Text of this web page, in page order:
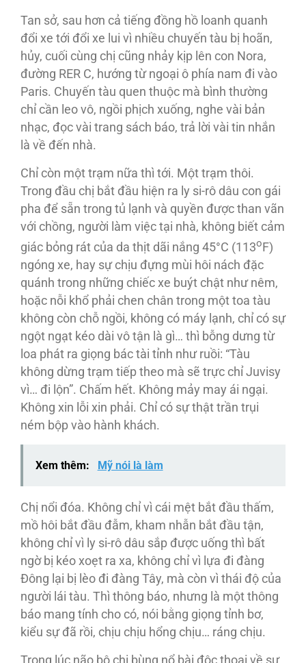
Tan sở, sau hơn cả tiếng đồng hồ loanh quanh
đổi xe tới đổi xe lui vì nhiều chuyến tàu bị hoãn,
hủy, cuối cùng chị cũng nhảy kịp lên con Nora,
đường RER C, hướng từ ngoại ô phía nam đi vào
Paris. Chuyến tàu quen thuộc mà bình thường
chỉ cần leo vô, ngồi phịch xuống, nghe vài bản
nhạc, đọc vài trang sách báo, trả lời vài tin nhắn
là về đến nhà.
Chỉ còn một trạm nữa thì tới. Một trạm thôi.
Trong đầu chị bắt đầu hiện ra ly si-rô dâu con gái
pha để sẵn trong tủ lạnh và quyền được than vãn
với chồng, người làm việc tại nhà, không biết cảm
giác bỏng rát của da thịt dãi nắng 45°C (113oF)
ngóng xe, hay sự chịu đựng mùi hôi nách đặc
quánh trong những chiếc xe buýt chật như nêm,
hoặc nỗi khổ phải chen chân trong một toa tàu
không còn chỗ ngồi, không có máy lạnh, chỉ có sự
ngột ngạt kéo dài vô tận là gì… thì bỗng dưng từ
loa phát ra giọng bác tài tỉnh như ruồi: “Tàu
không dừng trạm tiếp theo mà sẽ trực chỉ Juvisy
vì… đi lộn”. Chấm hết. Không mảy may ái ngại.
Không xin lỗi xin phải. Chỉ có sự thật trần trụi
ném bộp vào hành khách.
Xem thêm: Mỹ nói là làm
Chị nổi đóa. Không chỉ vì cái mệt bắt đầu thấm,
mồ hôi bắt đầu đẫm, kham nhẫn bắt đầu tận,
không chỉ vì ly si-rô dâu sắp được uống thì bất
ngờ bị kéo xoẹt ra xa, không chỉ vì lựa đi đàng
Đông lại bị lèo đi đàng Tây, mà còn vì thái độ của
người lái tàu. Thì thông báo, nhưng là một thông
báo mang tính cho có, nói bằng giọng tỉnh bơ,
kiểu sự đã rồi, chịu chịu hổng chịu… ráng chịu.
Trong lúc não bộ chị bùng nổ bài độc thoại về sự